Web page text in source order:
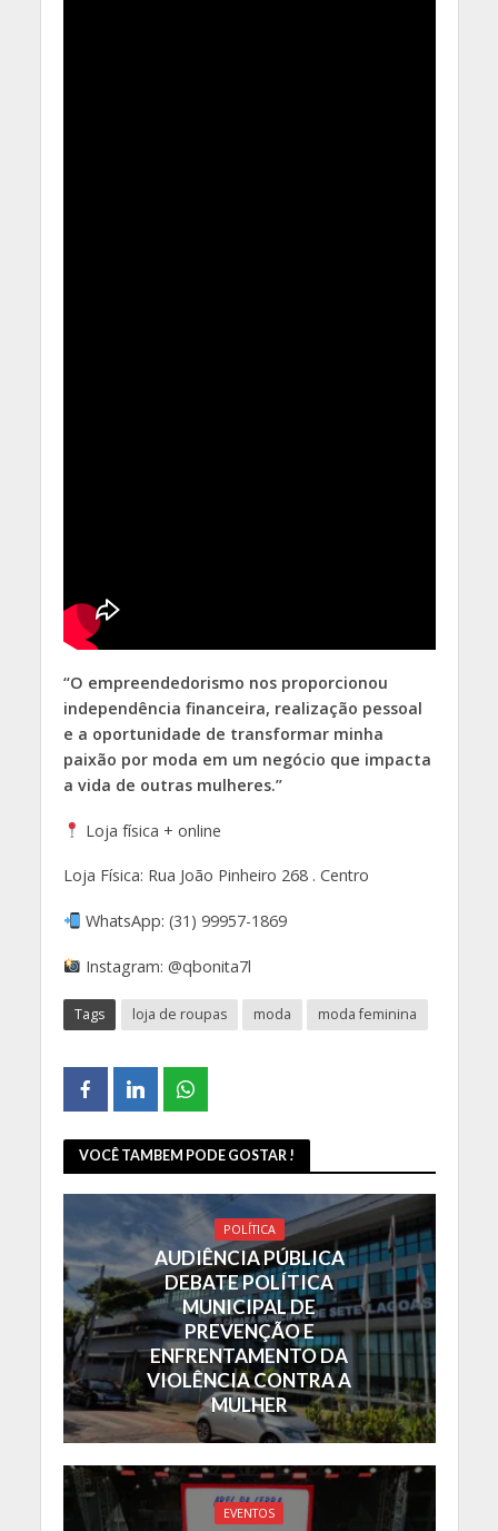
“O empreendedorismo nos proporcionou
independência financeira, realização pessoal
e a oportunidade de transformar minha
paixão por moda em um negócio que impacta
a vida de outras mulheres.”
Loja física + online
Loja Física: Rua João Pinheiro 268 . Centro
WhatsApp: (31) 99957-1869
Instagram: @qbonita7l
Tags loja de roupas moda moda feminina
VOCÊ TAMBEM PODE GOSTAR !
POLÍTICA
AUDIÊNCIA PÚBLICA
DEBATE POLÍTICA
MUNICIPAL DE
PREVENÇÃO E
ENFRENTAMENTO DA
VIOLÊNCIA CONTRA A
MULHER
EVENTOS